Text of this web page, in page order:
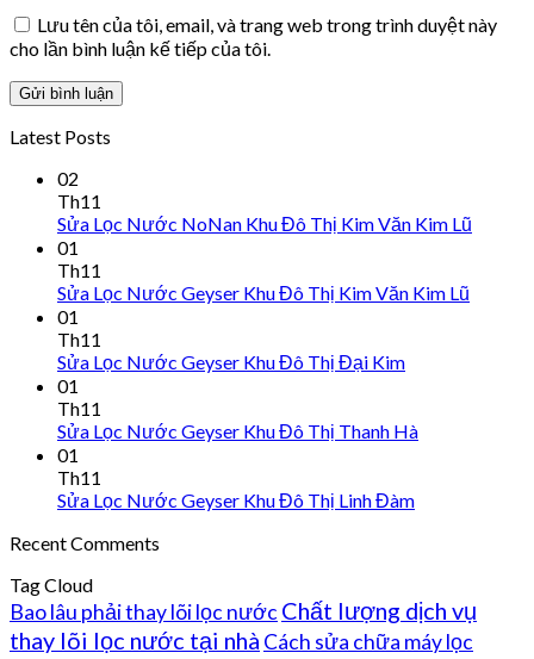
Lưu tên của tôi, email, và trang web trong trình duyệt này
cho lần bình luận kế tiếp của tôi.
Latest Posts
02
Th11
Sửa Lọc Nước NoNan Khu Đô Thị Kim Văn Kim Lũ
01
Th11
Sửa Lọc Nước Geyser Khu Đô Thị Kim Văn Kim Lũ
01
Th11
Sửa Lọc Nước Geyser Khu Đô Thị Đại Kim
01
Th11
Sửa Lọc Nước Geyser Khu Đô Thị Thanh Hà
01
Th11
Sửa Lọc Nước Geyser Khu Đô Thị Linh Đàm
Recent Comments
Tag Cloud
Bao lâu phải thay lõi lọc nước Chất lượng dịch vụ
thay lõi lọc nước tại nhà Cách sửa chữa máy lọc